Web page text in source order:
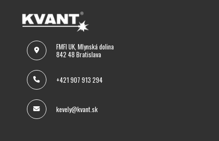
FMFI UK, Mlynská dolina
842 48 Bratislava
+421 907 913 294
kevely@kvant.sk